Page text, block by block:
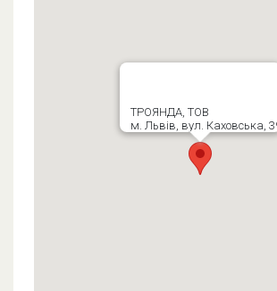
ТРОЯНДА, ТОВ
м. Львів, вул. Каховська,